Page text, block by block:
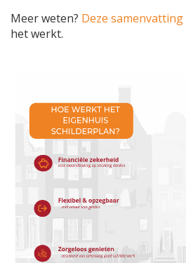
Meer weten? Deze samenvatting
het werkt.